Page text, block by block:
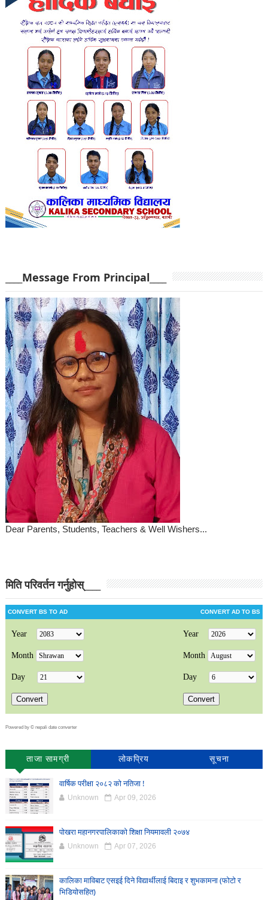
____Message From Principal____
Dear Parents, Students, Teachers & Well Wishers...
मिति परिवर्तन गर्नुहोस्____
Powered by © nepali date converter
ताजा सामग्री लोकप्रिय सूचना
वार्षिक परीक्षा २०८२ को नतिजा !
Unknown Apr 09, 2026
पोखरा महानगरपालिकाको शिक्षा नियमावली २०७४
Unknown Apr 07, 2026
कालिका माविबाट एसइई दिने विद्यार्थीलाई बिदाइ र शुभकामना (फोटो र
भिडियोसहित)